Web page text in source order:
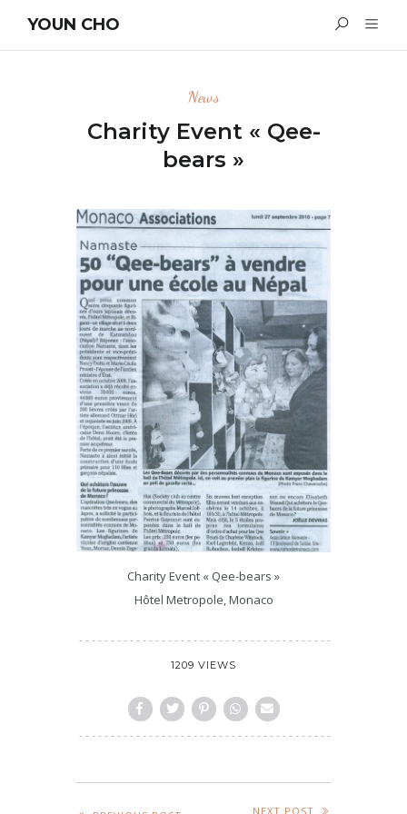
YOUN CHO
News
Charity Event « Qee-
bears »
Charity Event « Qee-bears »
Hôtel Metropole, Monaco
1209 VIEWS
NEXT POST